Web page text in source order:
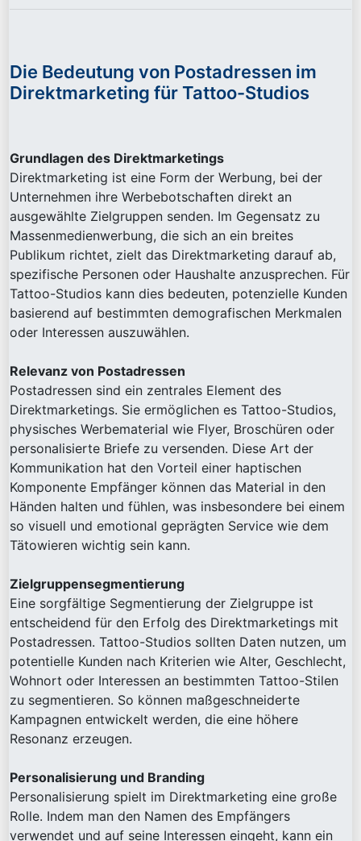
Die Bedeutung von Postadressen im
Direktmarketing für Tattoo-Studios
Grundlagen des Direktmarketings
Direktmarketing ist eine Form der Werbung, bei der
Unternehmen ihre Werbebotschaften direkt an
ausgewählte Zielgruppen senden. Im Gegensatz zu
Massenmedienwerbung, die sich an ein breites
Publikum richtet, zielt das Direktmarketing darauf ab,
spezifische Personen oder Haushalte anzusprechen. Für
Tattoo-Studios kann dies bedeuten, potenzielle Kunden
basierend auf bestimmten demografischen Merkmalen
oder Interessen auszuwählen.
Relevanz von Postadressen
Postadressen sind ein zentrales Element des
Direktmarketings. Sie ermöglichen es Tattoo-Studios,
physisches Werbematerial wie Flyer, Broschüren oder
personalisierte Briefe zu versenden. Diese Art der
Kommunikation hat den Vorteil einer haptischen
Komponente Empfänger können das Material in den
Händen halten und fühlen, was insbesondere bei einem
so visuell und emotional geprägten Service wie dem
Tätowieren wichtig sein kann.
Zielgruppensegmentierung
Eine sorgfältige Segmentierung der Zielgruppe ist
entscheidend für den Erfolg des Direktmarketings mit
Postadressen. Tattoo-Studios sollten Daten nutzen, um
potentielle Kunden nach Kriterien wie Alter, Geschlecht,
Wohnort oder Interessen an bestimmten Tattoo-Stilen
zu segmentieren. So können maßgeschneiderte
Kampagnen entwickelt werden, die eine höhere
Resonanz erzeugen.
Personalisierung und Branding
Personalisierung spielt im Direktmarketing eine große
Rolle. Indem man den Namen des Empfängers
verwendet und auf seine Interessen eingeht, kann ein